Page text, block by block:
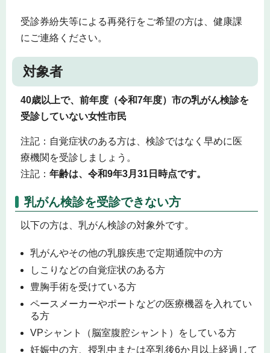
受診券紛失等による再発行をご希望の方は、健康課
にご連絡ください。
対象者
40歳以上で、前年度（令和7年度）市の乳がん検診を
受診していない女性市民
注記：自覚症状のある方は、検診ではなく早めに医
療機関を受診しましょう。
注記： 年齢は、令和9年3月31日時点です。
乳がん検診を受診できない方
以下の方は、乳がん検診の対象外です。
乳がんやその他の乳腺疾患で定期通院中の方
しこりなどの自覚症状のある方
豊胸手術を受けている方
ペースメーカーやポートなどの医療機器を入れてい
る方
VPシャント（脳室腹腔シャント）をしている方
妊娠中の方、授乳中または卒乳後6か月以上経過して